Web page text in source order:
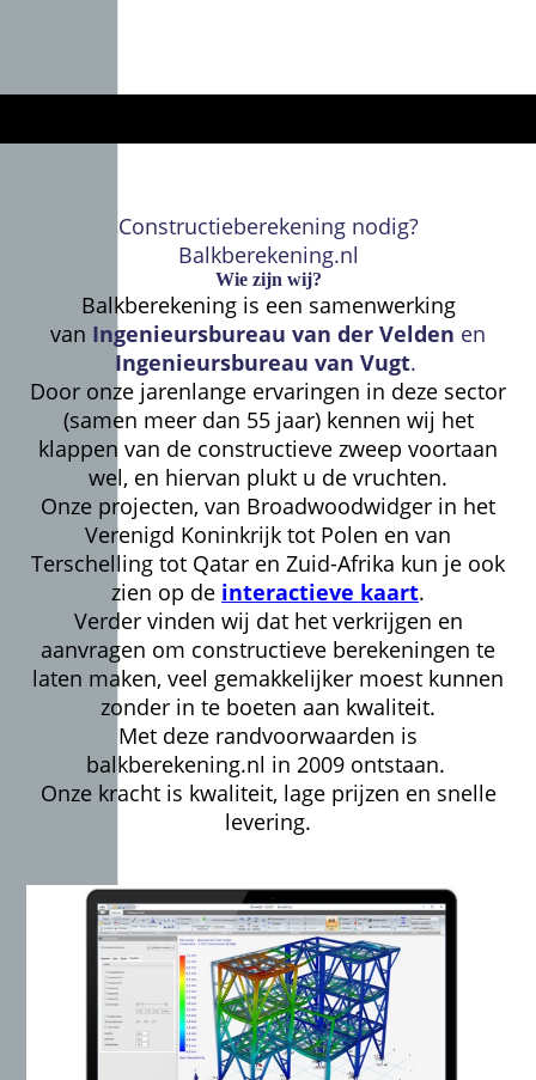
Constructieberekening nodig?
Balkberekening.nl
Wie zijn wij?
Balkberekening is een samenwerking
van Ingenieursbureau van der Velden en
Ingenieursbureau van Vugt.
Door onze jarenlange ervaringen in deze sector
(samen meer dan 55 jaar) kennen wij het
klappen van de constructieve zweep voortaan
wel, en hiervan plukt u de vruchten.
Onze projecten, van Broadwoodwidger in het
Verenigd Koninkrijk tot Polen en van
Terschelling tot Qatar en Zuid-Afrika kun je ook
zien op de interactieve kaart.
Verder vinden wij dat het verkrijgen en
aanvragen om constructieve berekeningen te
laten maken, veel gemakkelijker moest kunnen
zonder in te boeten aan kwaliteit.
Met deze randvoorwaarden is
balkberekening.nl in 2009 ontstaan.
Onze kracht is kwaliteit, lage prijzen en snelle
levering.